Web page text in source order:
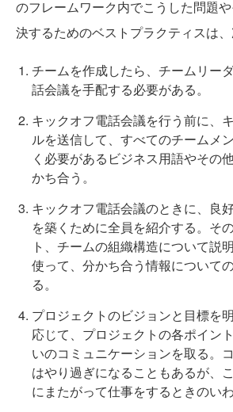
のフレームワーク内でこうした問題
決するためのベストプラクティスは、
チームを作成したら、チームリー
話会議を手配する必要がある。
キックオフ電話会議を行う前に、
ルを送信して、すべてのチームメ
く必要があるビジネス用語やその
かち合う。
キックオフ電話会議のときに、良
を築くために全員を紹介する。そ
ト、チームの組織構造について説
使って、分かち合う情報について
る。
プロジェクトのビジョンと目標を
応じて、プロジェクトの各ポイン
いのコミュニケーションを取る。
はやり過ぎになることもあるが、
にまたがって仕事をするときのい